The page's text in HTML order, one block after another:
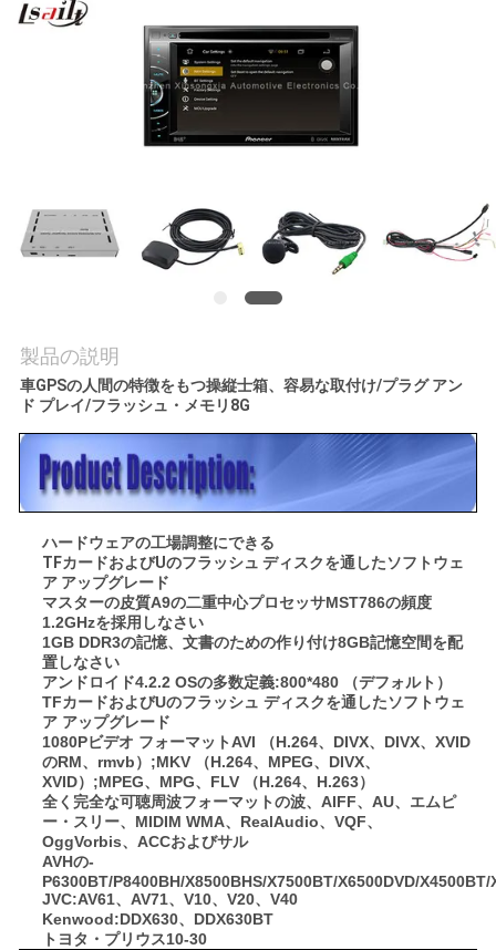
品
私
達
連
絡
し
製品の説明
車GPSの人間の特徴をもつ操縦士箱、容易な取付け/プラグ アン
ド プレイ/フラッシュ・メモリ8G
ハードウェアの工場調整にできる
TFカードおよびUのフラッシュ ディスクを通したソフトウェ
ア アップグレード
マスターの皮質A9の二重中心プロセッサMST786の頻度
1.2GHzを採用しなさい
1GB DDR3の記憶、文書のための作り付け8GB記憶空間を配
置しなさい
アンドロイド4.2.2 OSの多数定義:800*480 （デフォルト）
TFカードおよびUのフラッシュ ディスクを通したソフトウェ
ア アップグレード
1080Pビデオ フォーマットAVI （H.264、DIVX、DIVX、XVID
のRM、rmvb）;MKV （H.264、MPEG、DIVX、
XVID）;MPEG、MPG、FLV （H.264、H.263）
全く完全な可聴周波フォーマットの波、AIFF、AU、エムピ
ー・スリー、MIDIM WMA、RealAudio、VQF、
OggVorbis、ACCおよびサル
AVHの‐
P6300BT/P8400BH/X8500BHS/X7500BT/X6500DVD/
JVC:AV61、AV71、V10、V20、V40
Kenwood:DDX630、DDX630BT
トヨタ・プリウス10-30